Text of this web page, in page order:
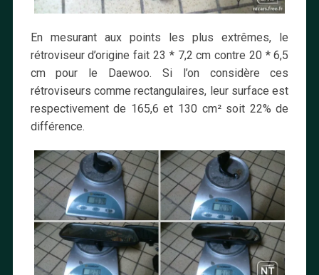
En mesurant aux points les plus extrêmes, le
rétroviseur d’origine fait 23 * 7,2 cm contre 20 * 6,5
cm pour le Daewoo. Si l’on considère ces
rétroviseurs comme rectangulaires, leur surface est
respectivement de 165,6 et 130 cm² soit 22% de
différence.